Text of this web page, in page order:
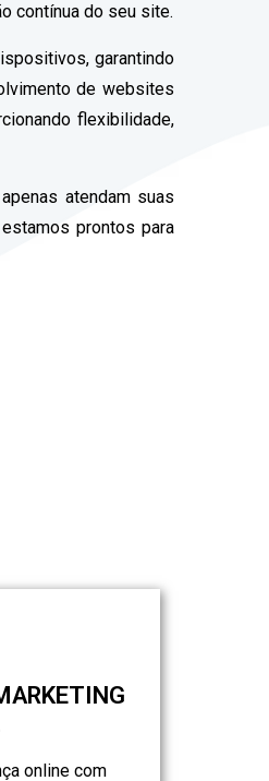
contínua do seu site.
garantindo
de websites
flexibilidade,
atendam suas
prontos para
online com